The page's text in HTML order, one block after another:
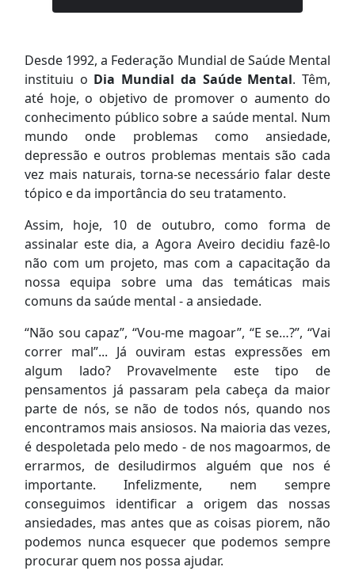
Desde 1992, a Federação Mundial de Saúde Mental
instituiu o Dia Mundial da Saúde Mental. Têm,
até hoje, o objetivo de promover o aumento do
conhecimento público sobre a saúde mental. Num
mundo onde problemas como ansiedade,
depressão e outros problemas mentais são cada
vez mais naturais, torna-se necessário falar deste
tópico e da importância do seu tratamento.
Assim, hoje, 10 de outubro, como forma de
assinalar este dia, a Agora Aveiro decidiu fazê-lo
não com um projeto, mas com a capacitação da
nossa equipa sobre uma das temáticas mais
comuns da saúde mental - a ansiedade.
“Não sou capaz”, “Vou-me magoar”, “E se…?”, “Vai
correr mal”... Já ouviram estas expressões em
algum lado? Provavelmente este tipo de
pensamentos já passaram pela cabeça da maior
parte de nós, se não de todos nós, quando nos
encontramos mais ansiosos. Na maioria das vezes,
é despoletada pelo medo - de nos magoarmos, de
errarmos, de desiludirmos alguém que nos é
importante. Infelizmente, nem sempre
conseguimos identificar a origem das nossas
ansiedades, mas antes que as coisas piorem, não
podemos nunca esquecer que podemos sempre
procurar quem nos possa ajudar.